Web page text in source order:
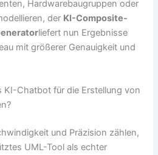
Hardwarebaugruppen oder
der KI-Composite-
liefert nun Ergebnisse
mit größerer Genauigkeit und
KI-Chatbot für die Erstellung von
und Präzision zählen,
UML-Tool als echter